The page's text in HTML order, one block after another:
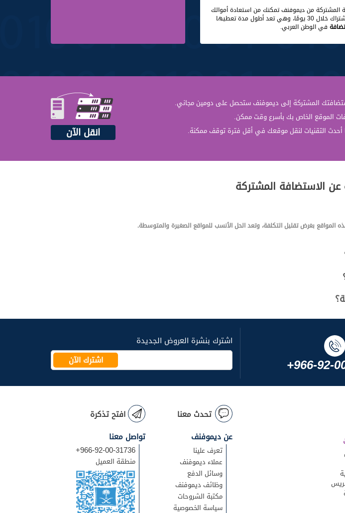
المشتركة من ديموفنف تمكنك من استعادة أموالك
وهي تعد أطول مدة تعطيها
في الوطن العربي.
المشتركة إلى ديموفنف ستحصل على دومين مجاني.
الموقع الخاص بك بأسرع وقت ممكن.
أحدث التقنيات لنقل موقعك في أقل فترة توقف ممكنة. انقل الآن
عن الاستضافة المشتركة
بغرض تقليل التكلفة، وتعد الحل الأنسب للمواقع الصغيرة والمتوسطة.
اشترك بنشرة العروض الجديدة
اشترك الآن
+966-92-
افتح تذكرة
تواصل معنا
+966-92-00-31736
منطقة العميل
تحدث معنا
عن ديموفنف
تعرف علينا
عملاء ديموفنف
وسائل الدفع
وظائف ديموفنف
مكتبة الشروحات
سياسة الخصوصية